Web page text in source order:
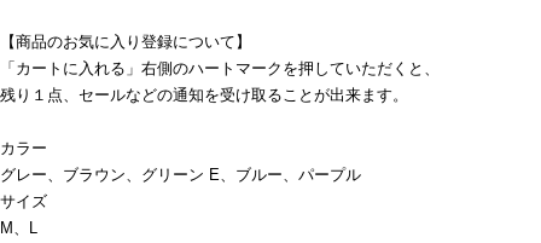
【商品のお気に入り登録について】
「カートに入れる」右側のハートマークを押していただくと、
残り１点、セールなどの通知を受け取ることが出来ます。
カラー
グレー、ブラウン、グリーン E、ブルー、パープル
サイズ
M、L